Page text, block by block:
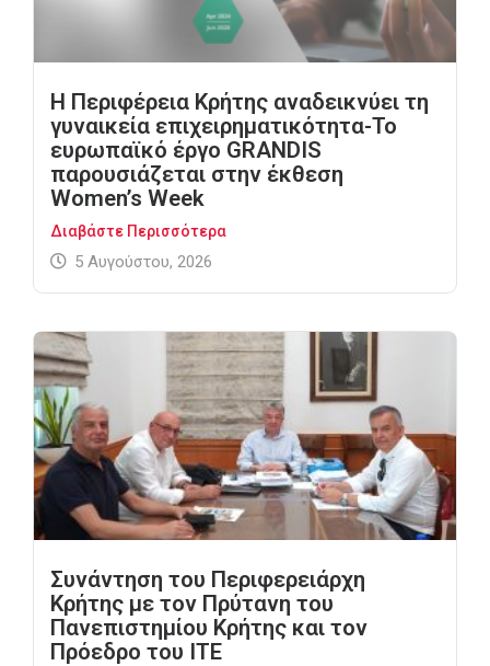
Η Περιφέρεια Κρήτης αναδεικνύει τη
γυναικεία επιχειρηματικότητα-Το
ευρωπαϊκό έργο GRANDIS
παρουσιάζεται στην έκθεση
Women’s Week
Διαβάστε Περισσότερα
5 Αυγούστου, 2026
Συνάντηση του Περιφερειάρχη
Κρήτης με τον Πρύτανη του
Πανεπιστημίου Κρήτης και τον
Πρόεδρο του ΙΤΕ